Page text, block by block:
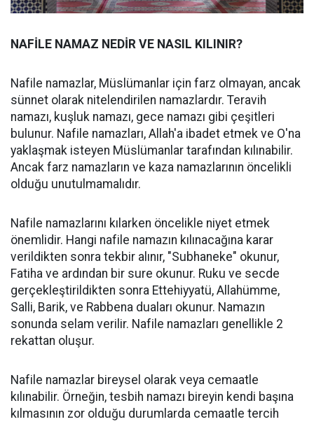
NAFİLE NAMAZ NEDİR VE NASIL KILINIR?
Nafile namazlar, Müslümanlar için farz olmayan, ancak
sünnet olarak nitelendirilen namazlardır. Teravih
namazı, kuşluk namazı, gece namazı gibi çeşitleri
bulunur. Nafile namazları, Allah'a ibadet etmek ve O'na
yaklaşmak isteyen Müslümanlar tarafından kılınabilir.
Ancak farz namazların ve kaza namazlarının öncelikli
olduğu unutulmamalıdır.
Nafile namazlarını kılarken öncelikle niyet etmek
önemlidir. Hangi nafile namazın kılınacağına karar
verildikten sonra tekbir alınır, "Subhaneke" okunur,
Fatiha ve ardından bir sure okunur. Ruku ve secde
gerçekleştirildikten sonra Ettehiyyatü, Allahümme,
Salli, Barik, ve Rabbena duaları okunur. Namazın
sonunda selam verilir. Nafile namazları genellikle 2
rekattan oluşur.
Nafile namazlar bireysel olarak veya cemaatle
kılınabilir. Örneğin, tesbih namazı bireyin kendi başına
kılmasının zor olduğu durumlarda cemaatle tercih